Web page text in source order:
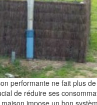
performante ne fait plus
de réduire ses
maison impose un bon